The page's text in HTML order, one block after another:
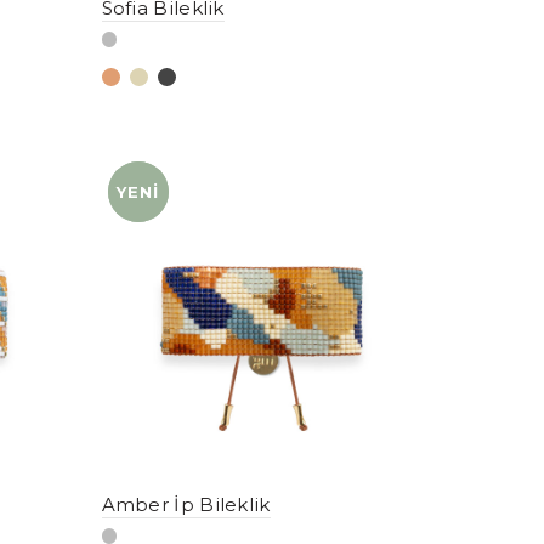
Sofia Bileklik
YENI
YENI
Amber İp Bileklik